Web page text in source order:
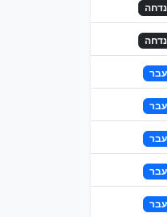
נדחה
נדחה
עבר
עבר
עבר
עבר
עבר